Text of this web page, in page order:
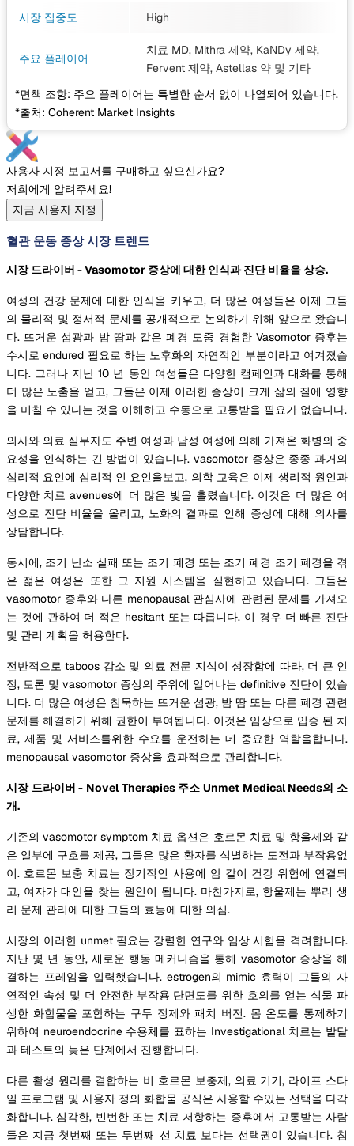
시장 집중도 High
주요 플레이어
치료 MD, Mithra 제약, KaNDy 제약,
Fervent 제약, Astellas 약 및 기타
*면책 조항: 주요 플레이어는 특별한 순서 없이 나열되어 있습니다.
*출처: Coherent Market Insights
사용자 지정 보고서를 구매하고 싶으신가요?
저희에게 알려주세요!
지금 사용자 지정
혈관 운동 증상 시장 트렌드
시장 드라이버 - Vasomotor 증상에 대한 인식과 진단 비율을 상승.
여성의 건강 문제에 대한 인식을 키우고, 더 많은 여성들은 이제 그들
의 물리적 및 정서적 문제를 공개적으로 논의하기 위해 앞으로 왔습니
다. 뜨거운 섬광과 밤 땀과 같은 폐경 도중 경험한 Vasomotor 증후는
수시로 endured 필요로 하는 노후화의 자연적인 부분이라고 여겨졌습
니다. 그러나 지난 10 년 동안 여성들은 다양한 캠페인과 대화를 통해
더 많은 노출을 얻고, 그들은 이제 이러한 증상이 크게 삶의 질에 영향
을 미칠 수 있다는 것을 이해하고 수동으로 고통받을 필요가 없습니다.
의사와 의료 실무자도 주변 여성과 남성 여성에 의해 가져온 화병의 중
요성을 인식하는 긴 방법이 있습니다. vasomotor 증상은 종종 과거의
심리적 요인에 심리적 인 요인을보고, 의학 교육은 이제 생리적 원인과
다양한 치료 avenues에 더 많은 빛을 흘렸습니다. 이것은 더 많은 여
성으로 진단 비율을 올리고, 노화의 결과로 인해 증상에 대해 의사를
상담합니다.
동시에, 조기 난소 실패 또는 조기 폐경 또는 조기 폐경 조기 폐경을 겪
은 젊은 여성은 또한 그 지원 시스템을 실현하고 있습니다. 그들은
vasomotor 증후와 다른 menopausal 관심사에 관련된 문제를 가져오
는 것에 관하여 더 적은 hesitant 또는 따릅니다. 이 경우 더 빠른 진단
및 관리 계획을 허용한다.
전반적으로 taboos 감소 및 의료 전문 지식이 성장함에 따라, 더 큰 인
정, 토론 및 vasomotor 증상의 주위에 일어나는 definitive 진단이 있습
니다. 더 많은 여성은 침묵하는 뜨거운 섬광, 밤 땀 또는 다른 폐경 관련
문제를 해결하기 위해 권한이 부여됩니다. 이것은 임상으로 입증 된 치
료, 제품 및 서비스를위한 수요를 운전하는 데 중요한 역할을합니다.
menopausal vasomotor 증상을 효과적으로 관리합니다.
시장 드라이버 - Novel Therapies 주소 Unmet Medical Needs의 소
개.
기존의 vasomotor symptom 치료 옵션은 호르몬 치료 및 항울제와 같
은 일부에 구호를 제공, 그들은 많은 환자를 식별하는 도전과 부작용없
이. 호르몬 보충 치료는 장기적인 사용에 암 같이 건강 위험에 연결되
고, 여자가 대안을 찾는 원인이 됩니다. 마찬가지로, 항울제는 뿌리 생
리 문제 관리에 대한 그들의 효능에 대한 의심.
시장의 이러한 unmet 필요는 강렬한 연구와 임상 시험을 격려합니다.
지난 몇 년 동안, 새로운 행동 메커니즘을 통해 vasomotor 증상을 해
결하는 프레임을 입력했습니다. estrogen의 mimic 효력이 그들의 자
연적인 속성 및 더 안전한 부작용 단면도를 위한 호의를 얻는 식물 파
생한 화합물을 포함하는 구두 정제와 패치 버전. 몸 온도를 통제하기
위하여 neuroendocrine 수용체를 표하는 Investigational 치료는 발달
과 테스트의 늦은 단계에서 진행합니다.
다른 활성 원리를 결합하는 비 호르몬 보충제, 의료 기기, 라이프 스타
일 프로그램 및 사용자 정의 화합물 공식은 사용할 수있는 선택을 다각
화합니다. 심각한, 빈번한 또는 치료 저항하는 증후에서 고통받는 사람
들은 지금 첫번째 또는 두번째 선 치료 보다는 선택권이 있습니다. 침